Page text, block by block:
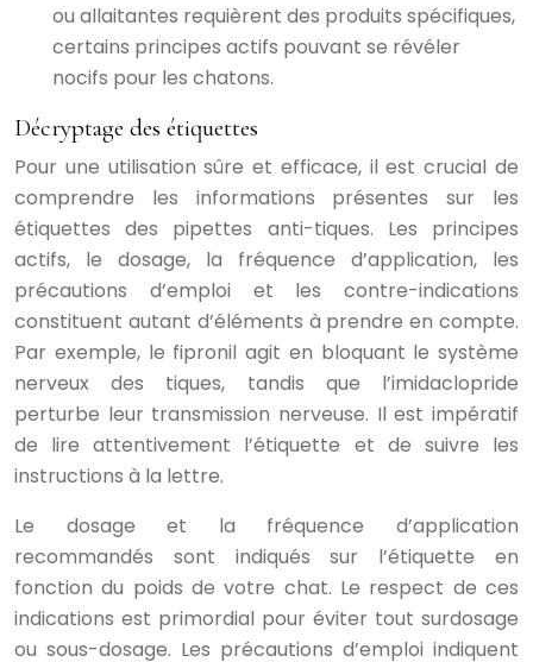
ou allaitantes requièrent des produits spécifiques,
certains principes actifs pouvant se révéler
nocifs pour les chatons.
Décryptage des étiquettes
Pour une utilisation sûre et efficace, il est crucial de
comprendre les informations présentes sur les
étiquettes des pipettes anti-tiques. Les principes
actifs, le dosage, la fréquence d’application, les
précautions d’emploi et les contre-indications
constituent autant d’éléments à prendre en compte.
Par exemple, le fipronil agit en bloquant le système
nerveux des tiques, tandis que l’imidaclopride
perturbe leur transmission nerveuse. Il est impératif
de lire attentivement l’étiquette et de suivre les
instructions à la lettre.
Le dosage et la fréquence d’application
recommandés sont indiqués sur l’étiquette en
fonction du poids de votre chat. Le respect de ces
indications est primordial pour éviter tout surdosage
ou sous-dosage. Les précautions d’emploi indiquent